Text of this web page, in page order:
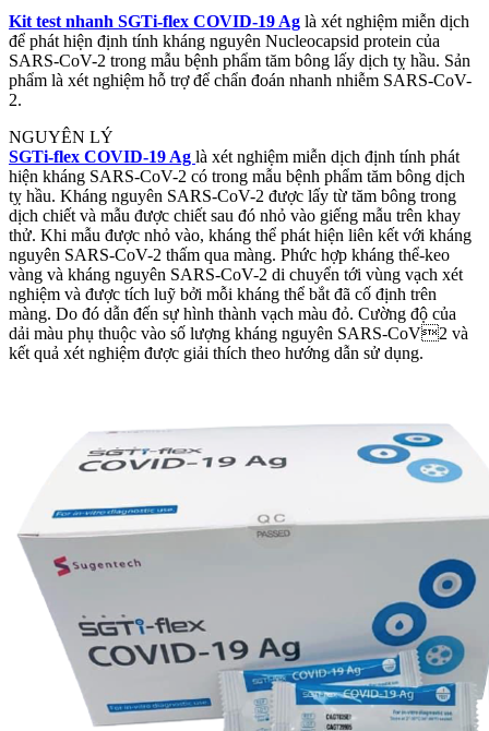
Kit test nhanh SGTi-flex COVID-19 Ag là xét nghiệm miễn dịch
để phát hiện định tính kháng nguyên Nucleocapsid protein của
SARS-CoV-2 trong mẫu bệnh phẩm tăm bông lấy dịch tỵ hầu. Sản
phẩm là xét nghiệm hỗ trợ để chẩn đoán nhanh nhiễm SARS-CoV-
2.
NGUYÊN LÝ
SGTi-flex COVID-19 Ag là xét nghiệm miễn dịch định tính phát
hiện kháng SARS-CoV-2 có trong mẫu bệnh phẩm tăm bông dịch
tỵ hầu. Kháng nguyên SARS-CoV-2 được lấy từ tăm bông trong
dịch chiết và mẫu được chiết sau đó nhỏ vào giếng mẫu trên khay
thử. Khi mẫu được nhỏ vào, kháng thể phát hiện liên kết với kháng
nguyên SARS-CoV-2 thấm qua màng. Phức hợp kháng thể-keo
vàng và kháng nguyên SARS-CoV-2 di chuyển tới vùng vạch xét
nghiệm và được tích luỹ bởi mỗi kháng thể bắt đã cố định trên
màng. Do đó dẫn đến sự hình thành vạch màu đỏ. Cường độ của
dải màu phụ thuộc vào số lượng kháng nguyên SARS-CoV2 và
kết quả xét nghiệm được giải thích theo hướng dẫn sử dụng.